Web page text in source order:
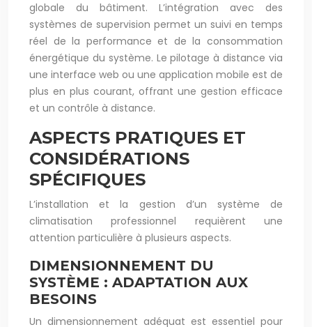
globale du bâtiment. L’intégration avec des
systèmes de supervision permet un suivi en temps
réel de la performance et de la consommation
énergétique du système. Le pilotage à distance via
une interface web ou une application mobile est de
plus en plus courant, offrant une gestion efficace
et un contrôle à distance.
ASPECTS PRATIQUES ET
CONSIDÉRATIONS
SPÉCIFIQUES
L’installation et la gestion d’un système de
climatisation professionnel requièrent une
attention particulière à plusieurs aspects.
DIMENSIONNEMENT DU
SYSTÈME : ADAPTATION AUX
BESOINS
Un dimensionnement adéquat est essentiel pour